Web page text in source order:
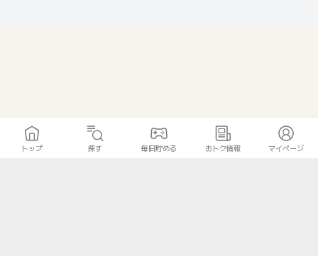
トップ 探す 毎日貯める おトク情報 マイページ